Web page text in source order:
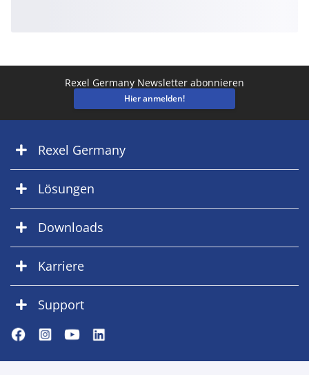
Rexel Germany Newsletter abonnieren
Hier anmelden!
Rexel Germany
Lösungen
Downloads
Karriere
Support